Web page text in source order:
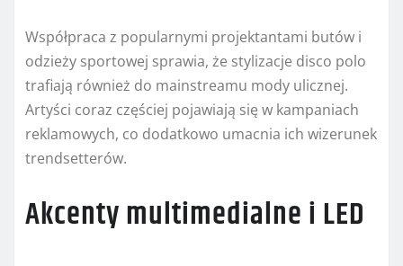
Współpraca z popularnymi projektantami butów i
odzieży sportowej sprawia, że stylizacje disco polo
trafiają również do mainstreamu mody ulicznej.
Artyści coraz częściej pojawiają się w kampaniach
reklamowych, co dodatkowo umacnia ich wizerunek
trendsetterów.
Akcenty multimedialne i LED